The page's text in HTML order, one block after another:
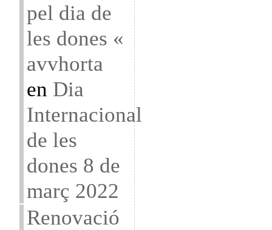
pel dia de
les dones «
avvhorta
en Dia
Internacional
de les
dones 8 de
març 2022
Renovació